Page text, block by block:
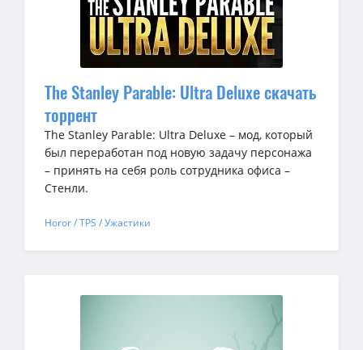
The Stanley Parable: Ultra Deluxe скачать
торрент
The Stanley Parable: Ultra Deluxe – мод, который
был переработан под новую задачу персонажа
– принять на себя роль сотрудника офиса –
Стенли.
Horor / TPS / Ужастики